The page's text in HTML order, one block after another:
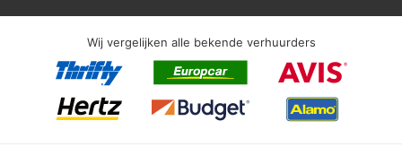
Wij vergelijken alle bekende verhuurders